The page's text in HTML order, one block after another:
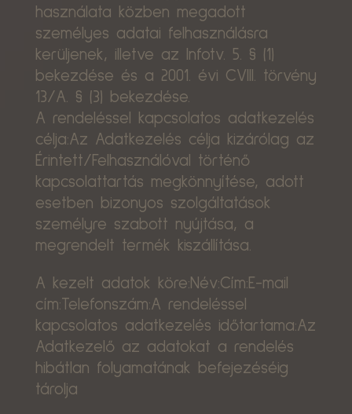
használata közben megadott
személyes adatai felhasználásra
kerüljenek, illetve az Infotv. 5. § (1)
bekezdése és a 2001. évi CVIII. törvény
13/A. § (3) bekezdése.
A rendeléssel kapcsolatos adatkezelés
célja:Az Adatkezelés célja kizárólag az
Érintett/Felhasználóval történő
kapcsolattartás megkönnyítése, adott
esetben bizonyos szolgáltatások
személyre szabott nyújtása, a
megrendelt termék kiszállítása.
A kezelt adatok köre:Név:Cím:E-mail
cím:Telefonszám:A rendeléssel
kapcsolatos adatkezelés időtartama:Az
Adatkezelő az adatokat a rendelés
hibátlan folyamatának befejezéséig
tárolja